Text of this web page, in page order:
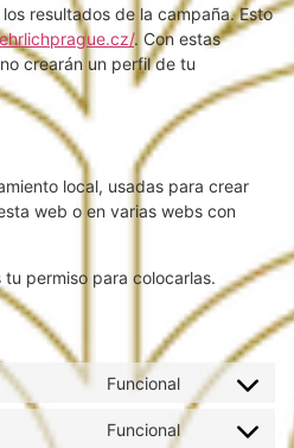
resultados de la campaña. Esto
. Con estas
crearán un perfil de tu
local, usadas para crear
web o en varias webs con
permiso para colocarlas.
Funcional
Funcional